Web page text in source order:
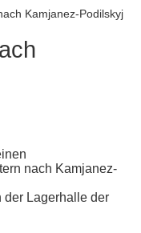
Kamjanez-Podilskyj
nach Kamjanez-
der Lagerhalle der